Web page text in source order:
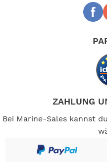
ZAHLUNG
Bei Marine-Sales kannst